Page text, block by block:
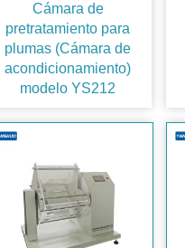
Cámara de
pretratamiento para
plumas (Cámara de
acondicionamiento)
modelo YS212